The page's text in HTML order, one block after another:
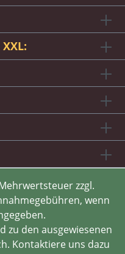
zzgl.
wenn
zu den ausgewiesenen
Kontaktiere uns dazu